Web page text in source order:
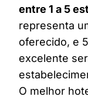
entre 1 a 5
representa
oferecido, e
excelente
O melhor